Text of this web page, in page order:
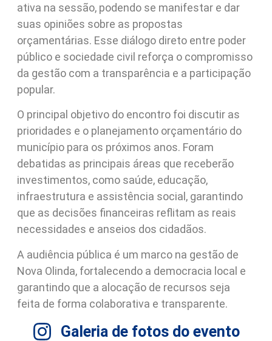
ativa na sessão, podendo se manifestar e dar
suas opiniões sobre as propostas
orçamentárias. Esse diálogo direto entre poder
público e sociedade civil reforça o compromisso
da gestão com a transparência e a participação
popular.
O principal objetivo do encontro foi discutir as
prioridades e o planejamento orçamentário do
município para os próximos anos. Foram
debatidas as principais áreas que receberão
investimentos, como saúde, educação,
infraestrutura e assistência social, garantindo
que as decisões financeiras reflitam as reais
necessidades e anseios dos cidadãos.
A audiência pública é um marco na gestão de
Nova Olinda, fortalecendo a democracia local e
garantindo que a alocação de recursos seja
feita de forma colaborativa e transparente.
Galeria de fotos do evento